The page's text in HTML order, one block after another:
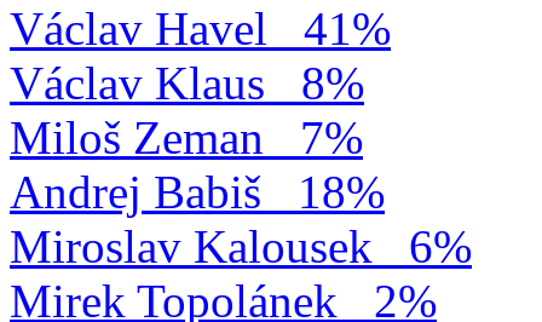
Václav Havel
41%
Václav Klaus
8%
Miloš Zeman
7%
Andrej Babiš
18%
Miroslav Kalousek
6%
Mirek Topolánek
2%